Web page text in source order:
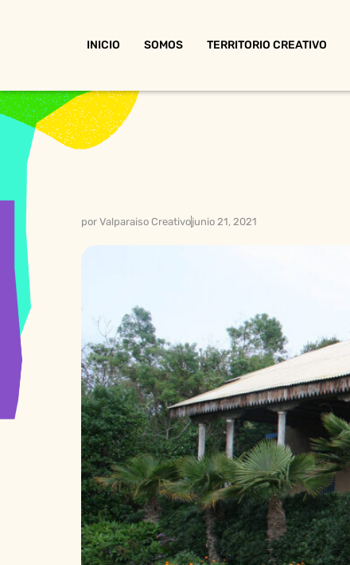
INICIO SOMOS TERRITORIO CREATIVO
por Valparaiso Creativojunio 21, 2021